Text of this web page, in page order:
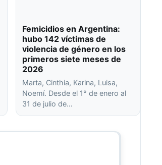
Femicidios en Argentina:
hubo 142 víctimas de
violencia de género en los
primeros siete meses de
2026
Marta, Cinthia, Karina, Luisa,
Noemí. Desde el 1° de enero al
31 de julio de…